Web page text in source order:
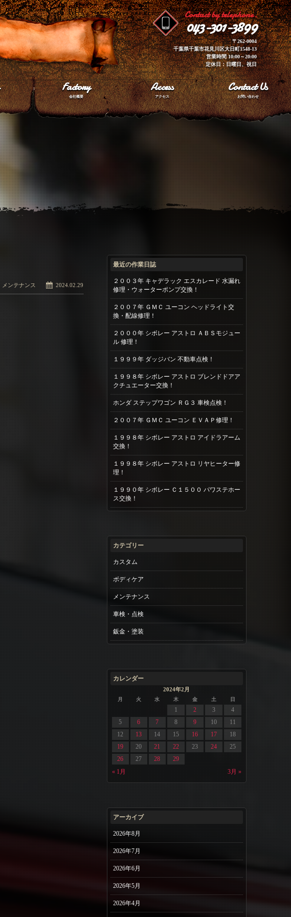
Contact by telephone.
043-301-3899
〒262-0004
千葉県千葉市花見川区大日町1548-13
営業時間 10:00～20:00
定休日：日曜日、祝日
Factory
会社概要
Access
アクセス
Contact Us
お問い合わせ
2024.02.29
メンテナンス
最近の作業日誌
２００３年 キャデラック エスカレード 水漏れ
修理・ウォーターポンプ交換！
２００７年 ＧＭＣ ユーコン ヘッドライト交
換・配線修理！
２０００年 シボレー アストロ ＡＢＳモジュー
ル 修理！
１９９９年 ダッジバン 不動車点検！
１９９８年 シボレー アストロ ブレンドドアア
クチュエーター交換！
ホンダ ステップワゴン ＲＧ３ 車検点検！
２００７年 ＧＭＣ ユーコン ＥＶＡＰ修理！
１９９８年 シボレー アストロ アイドラアーム
交換！
１９９８年 シボレー アストロ リヤヒーター修
理！
１９９０年 シボレー Ｃ１５００ パワステホー
ス交換！
カテゴリー
カスタム
ボディケア
メンテナンス
車検・点検
鈑金・塗装
カレンダー
2024年2月
月 火 水 木 金 土 日
« 1月 3月 »
1 2 3
4
5
6 7 8 9 10
11
12
13 14 15 16 17
18
19
20 21 22 23 24
25
26
27 28 29
アーカイブ
2026年8月
2026年7月
2026年6月
2026年5月
2026年4月